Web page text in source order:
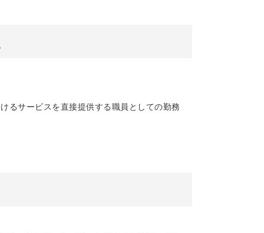
るサービスを直接提供する職員としての勤務